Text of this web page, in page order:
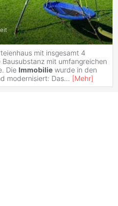
mit insgesamt 4
mit umfangreichen
Die Immobilie wurde in den
modernisiert: Das... [Mehr]